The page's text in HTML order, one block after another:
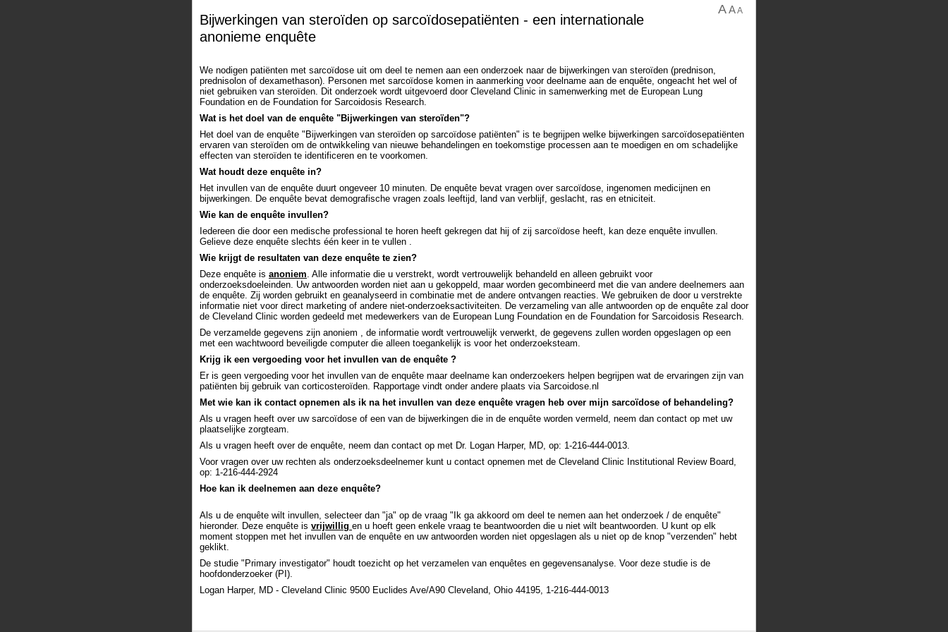
Bijwerkingen van steroïden op sarcoïdosepatiënten - een internationale
anonieme enquête
AAA
We nodigen patiënten met sarcoïdose uit om deel te nemen aan een onderzoek naar de bijwerkingen van steroïden (prednison,
prednisolon of dexamethason). Personen met sarcoïdose komen in aanmerking voor deelname aan de enquête, ongeacht het wel of
niet gebruiken van steroïden. Dit onderzoek wordt uitgevoerd door Cleveland Clinic in samenwerking met de European Lung
Foundation en de Foundation for Sarcoidosis Research.
Wat is het doel van de enquête "Bijwerkingen van steroïden"?
Het doel van de enquête "Bijwerkingen van steroïden op sarcoïdose patiënten" is te begrijpen welke bijwerkingen sarcoïdosepatiënten
ervaren van steroïden om de ontwikkeling van nieuwe behandelingen en toekomstige processen aan te moedigen en om schadelijke
effecten van steroïden te identificeren en te voorkomen.
Wat houdt deze enquête in?
Het invullen van de enquête duurt ongeveer 10 minuten. De enquête bevat vragen over sarcoïdose, ingenomen medicijnen en
bijwerkingen. De enquête bevat demografische vragen zoals leeftijd, land van verblijf, geslacht, ras en etniciteit.
Wie kan de enquête invullen?
Iedereen die door een medische professional te horen heeft gekregen dat hij of zij sarcoïdose heeft, kan deze enquête invullen.
Gelieve deze enquête slechts één keer in te vullen .
Wie krijgt de resultaten van deze enquête te zien?
Deze enquête is anoniem. Alle informatie die u verstrekt, wordt vertrouwelijk behandeld en alleen gebruikt voor
onderzoeksdoeleinden. Uw antwoorden worden niet aan u gekoppeld, maar worden gecombineerd met die van andere deelnemers aan
de enquête. Zij worden gebruikt en geanalyseerd in combinatie met de andere ontvangen reacties. We gebruiken de door u verstrekte
informatie niet voor direct marketing of andere niet-onderzoeksactiviteiten. De verzameling van alle antwoorden op de enquête zal door
de Cleveland Clinic worden gedeeld met medewerkers van de European Lung Foundation en de Foundation for Sarcoidosis Research.
De verzamelde gegevens zijn anoniem , de informatie wordt vertrouwelijk verwerkt, de gegevens zullen worden opgeslagen op een
met een wachtwoord beveiligde computer die alleen toegankelijk is voor het onderzoeksteam.
Krijg ik een vergoeding voor het invullen van de enquête ?
Er is geen vergoeding voor het invullen van de enquête maar deelname kan onderzoekers helpen begrijpen wat de ervaringen zijn van
patiënten bij gebruik van corticosteroïden. Rapportage vindt onder andere plaats via Sarcoidose.nl
Met wie kan ik contact opnemen als ik na het invullen van deze enquête vragen heb over mijn sarcoïdose of behandeling?
Als u vragen heeft over uw sarcoïdose of een van de bijwerkingen die in de enquête worden vermeld, neem dan contact op met uw
plaatselijke zorgteam.
Als u vragen heeft over de enquête, neem dan contact op met Dr. Logan Harper, MD, op: 1-216-444-0013.
Voor vragen over uw rechten als onderzoeksdeelnemer kunt u contact opnemen met de Cleveland Clinic Institutional Review Board,
op: 1-216-444-2924
Hoe kan ik deelnemen aan deze enquête?
Als u de enquête wilt invullen, selecteer dan "ja" op de vraag "Ik ga akkoord om deel te nemen aan het onderzoek / de enquête"
hieronder. Deze enquête is vrijwillig en u hoeft geen enkele vraag te beantwoorden die u niet wilt beantwoorden. U kunt op elk
moment stoppen met het invullen van de enquête en uw antwoorden worden niet opgeslagen als u niet op de knop "verzenden" hebt
geklikt.
De studie "Primary investigator" houdt toezicht op het verzamelen van enquêtes en gegevensanalyse. Voor deze studie is de
hoofdonderzoeker (PI).
Logan Harper, MD - Cleveland Clinic 9500 Euclides Ave/A90 Cleveland, Ohio 44195, 1-216-444-0013